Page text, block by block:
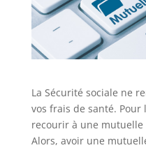
La Sécurité sociale ne
vos frais de santé. Pour
recourir à une
Alors, avoir une